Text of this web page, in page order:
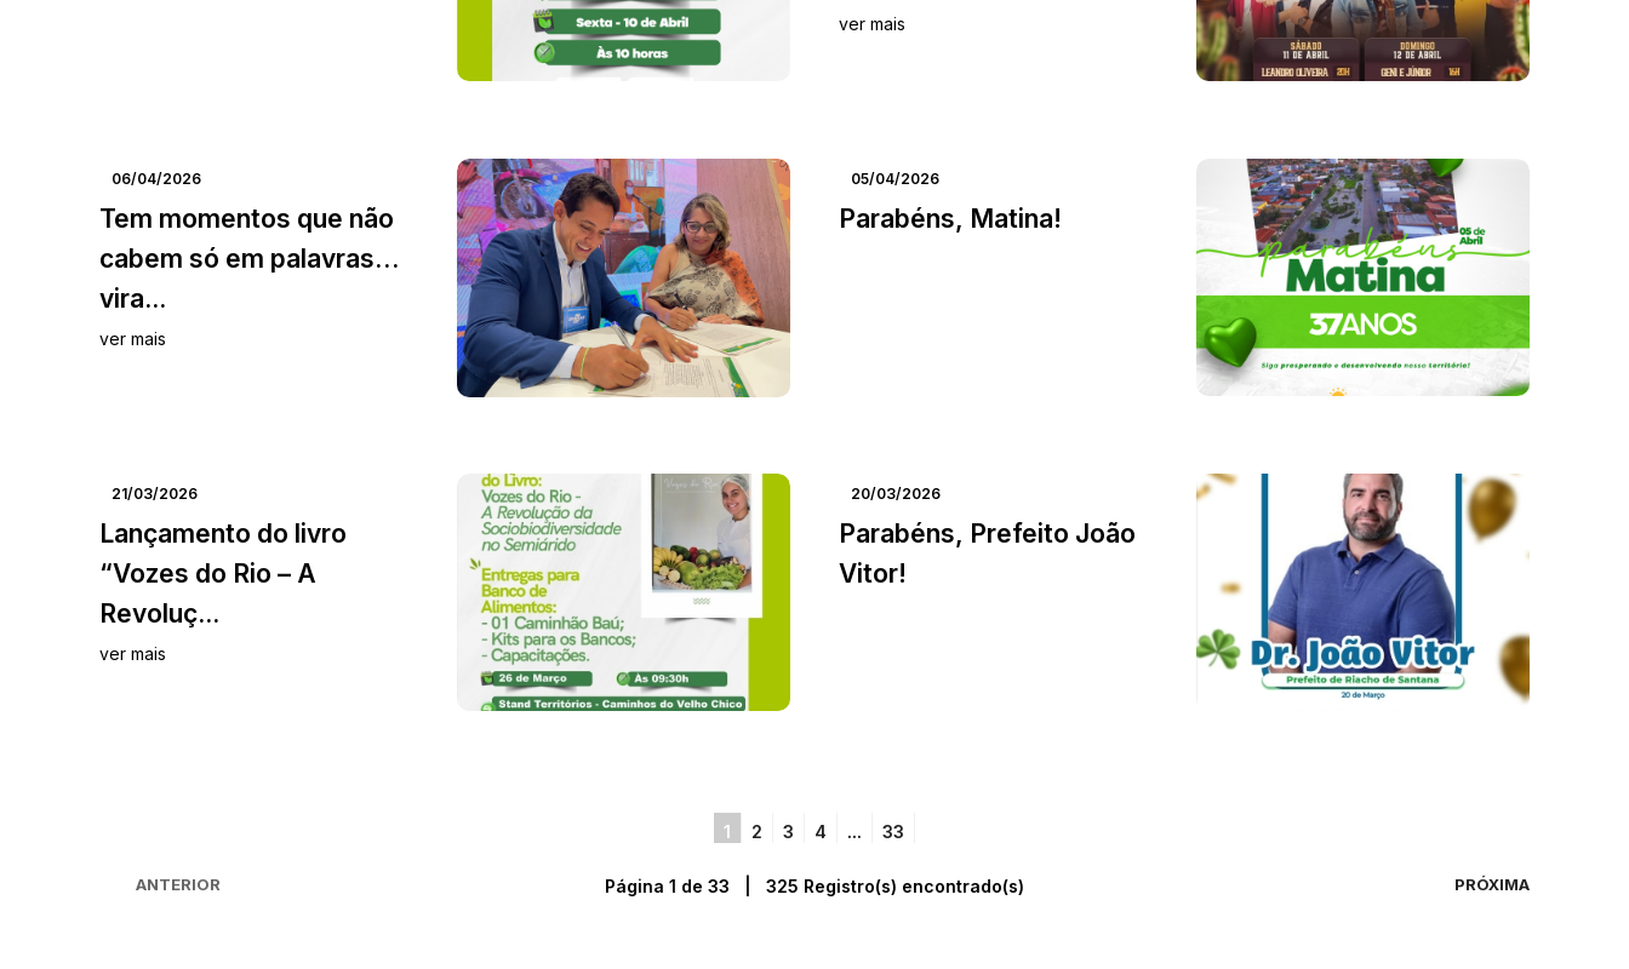
ver mais
06/04/2026
Tem momentos que não
cabem só em palavras…
vira...
ver mais
05/04/2026
Parabéns, Matina!
21/03/2026
Lançamento do livro
“Vozes do Rio – A
Revoluç...
ver mais
20/03/2026
Parabéns, Prefeito João
Vitor!
1 2 3 4 ... 33
ANTERIOR Página 1 de 33 | 325 Registro(s) encontrado(s) PRÓXIMA